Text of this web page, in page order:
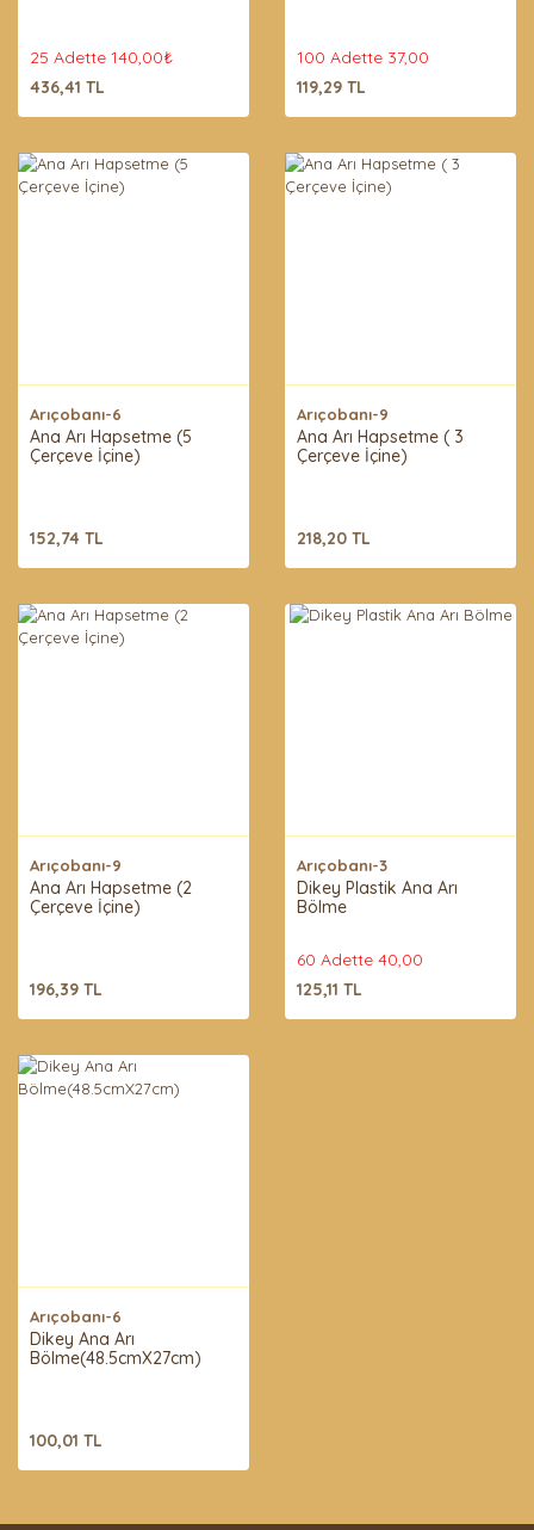
25 Adette 140,00₺
436,41 TL
100 Adette 37,00
119,29 TL
Arıçobanı-6
Ana Arı Hapsetme (5
Çerçeve İçine)
152,74 TL
Arıçobanı-9
Ana Arı Hapsetme ( 3
Çerçeve İçine)
218,20 TL
Arıçobanı-9
Ana Arı Hapsetme (2
Çerçeve İçine)
196,39 TL
Arıçobanı-3
Dikey Plastik Ana Arı
Bölme
60 Adette 40,00
125,11 TL
Arıçobanı-6
Dikey Ana Arı
Bölme(48.5cmX27cm)
100,01 TL